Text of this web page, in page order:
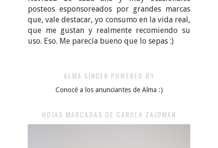
posteos esponsoreados por grandes marcas
que, vale destacar, yo consumo en la vida real,
que me gustan y realmente recomiendo su
uso. Eso. Me parecía bueno que lo sepas :)
ALMA SINGER POWERED BY
Conocé a los anunciantes de Alma :)
HOJAS MARCADAS DE CAROLA ZAJDMAN